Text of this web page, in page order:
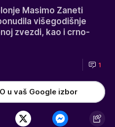
Masimo Zaneti
višegodišnje
zvezdi, kao i crno-
1
u vaš Google izbor